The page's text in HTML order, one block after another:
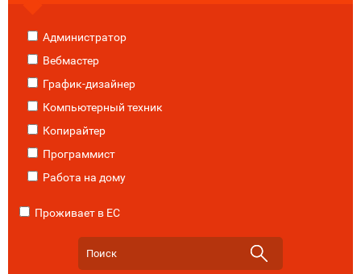
Администратор
Вебмастер
График-дизайнер
Компьютерный техник
Копирайтер
Программист
Работа на дому
Проживает в ЕС